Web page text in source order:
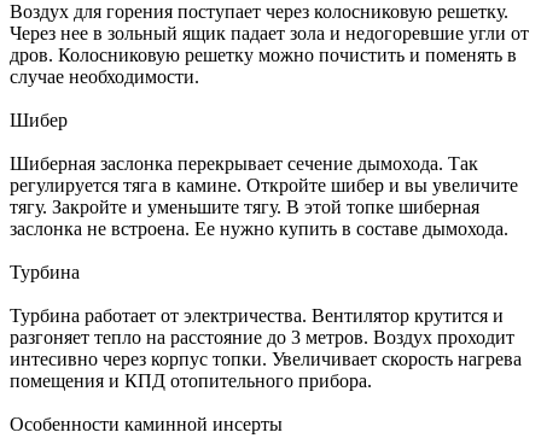
Воздух для горения поступает через колосниковую решетку.
Через нее в зольный ящик падает зола и недогоревшие угли от
дров. Колосниковую решетку можно почистить и поменять в
случае необходимости.
Шибер
Шиберная заслонка перекрывает сечение дымохода. Так
регулируется тяга в камине. Откройте шибер и вы увеличите
тягу. Закройте и уменьшите тягу. В этой топке шиберная
заслонка не встроена. Ее нужно купить в составе дымохода.
Турбина
Турбина работает от электричества. Вентилятор крутится и
разгоняет тепло на расстояние до 3 метров. Воздух проходит
интесивно через корпус топки. Увеличивает скорость нагрева
помещения и КПД отопительного прибора.
Особенности каминной инсерты